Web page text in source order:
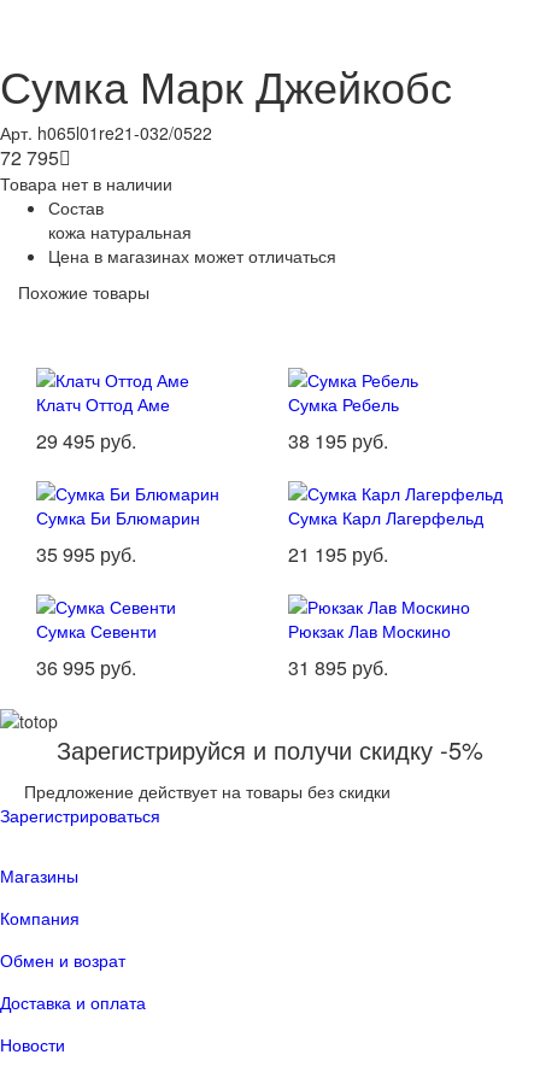
Сумка Марк Джейкобс
Арт. h065l01re21-032/0522
72 795
Товара нет в наличии
Состав
кожа натуральная
Цена в магазинах может отличаться
Похожие товары
Клатч Оттод Аме
29 495 руб.
Сумка Ребель
38 195 руб.
Сумка Би Блюмарин
35 995 руб.
Сумка Карл Лагерфельд
21 195 руб.
Сумка Севенти
36 995 руб.
Рюкзак Лав Москино
31 895 руб.
Зарегистрируйся и получи скидку -5%
Предложение действует на товары без скидки
Зарегистрироваться
Магазины
Компания
Обмен и возрат
Доставка и оплата
Новости